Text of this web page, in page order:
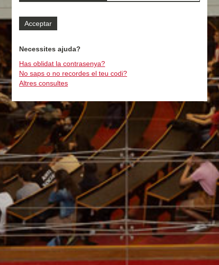
Necessites ajuda?
Has oblidat la contrasenya?
No saps o no recordes el teu codi?
Altres consultes